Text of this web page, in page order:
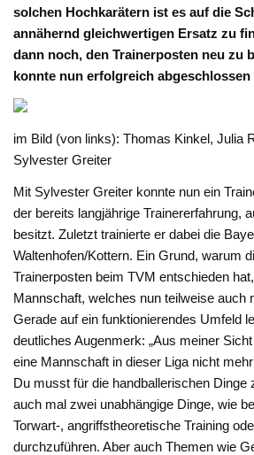
solchen Hochkarätern ist es auf die
annähernd gleichwertigen Ersatz zu
dann noch, den Trainerposten neu zu
konnte nun erfolgreich abgeschlossen
im Bild (von links): Thomas Kinkel, Julia
Sylvester Greiter
Mit Sylvester Greiter konnte nun ein
der bereits langjährige Trainererfahrung,
besitzt. Zuletzt trainierte er dabei die
Waltenhofen/Kottern. Ein Grund, warum
Trainerposten beim TVM entschieden
Mannschaft, welches nun teilweise auch
Gerade auf ein funktionierendes Umfeld
deutliches Augenmerk: „Aus meiner
eine Mannschaft in dieser Liga nicht
Du musst für die handballerischen Dinge
auch mal zwei unabhängige Dinge, wie
Torwart-, angriffstheoretische Training
durchzuführen. Aber auch Themen wie